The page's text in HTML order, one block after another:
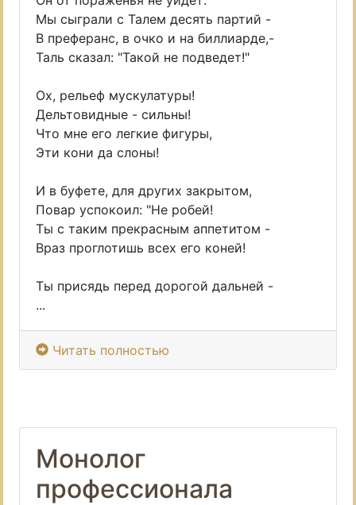
Мы сыграли с Талем десять партий -
В преферанс, в очко и на биллиарде,-
Таль сказал: "Такой не подведет!"
Ох, рельеф мускулатуры!
Дельтовидные - сильны!
Что мне его легкие фигуры,
Эти кони да слоны!
И в буфете, для других закрытом,
Повар успокоил: "Не робей!
Ты с таким прекрасным аппетитом -
Враз проглотишь всех его коней!
Ты присядь перед дорогой дальней -
...
Читать полностью
Монолог
профессионала